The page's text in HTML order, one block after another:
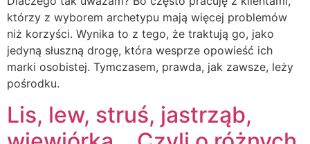
którzy z wyborem archetypu mają więcej problemów
niż korzyści. Wynika to z tego, że traktują go, jako
jedyną słuszną drogę, która wesprze opowieść ich
marki osobistej. Tymczasem, prawda, jak zawsze, leży
pośrodku.
Lis, lew, struś, jastrząb,